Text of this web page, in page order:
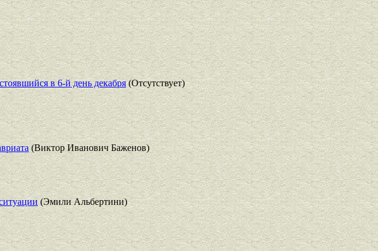
в 6-й день декабря(Отсутствует)
(Виктор Иванович Баженов)
(Эмили Альбертини)